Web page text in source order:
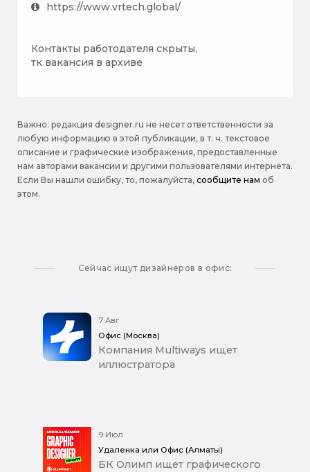
https://www.vrtech.global/
Контакты работодателя скрыты,
тк вакансия в архиве
Важно: pедакция designer.ru не несет ответственности за
любую информацию в этой публикации, в т. ч. текстовое
описание и графические изображения, предоставленные
нам авторами вакансии и другими пользователями интернета.
Если Вы нашли ошибку, то, пожалуйста, сообщите нам об
этом.
Сейчас ищут дизайнеров в офис:
7 Авг
Офис (Москва)
Компания Multiways ищет
иллюстратора
9 Июл
Удаленка или Офис (Алматы)
БК Олимп ищет графического